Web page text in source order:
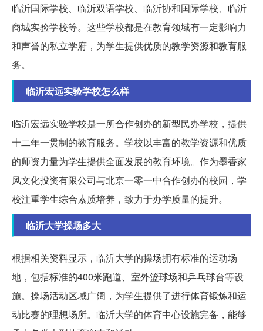
临沂国际学校、临沂双语学校、临沂协和国际学校、临沂
商城实验学校等。这些学校都是在教育领域有一定影响力
和声誉的私立学府，为学生提供优质的教学资源和教育服
务。
临沂宏远实验学校怎么样
临沂宏远实验学校是一所合作创办的新型民办学校，提供
十二年一贯制的教育服务。学校以丰富的教学资源和优质
的师资力量为学生提供全面发展的教育环境。作为墨香家
风文化投资有限公司与北京一零一中合作创办的校园，学
校注重学生综合素质培养，致力于办学质量的提升。
临沂大学操场多大
根据相关资料显示，临沂大学的操场拥有标准的运动场
地，包括标准的400米跑道、室外篮球场和乒乓球台等设
施。操场活动区域广阔，为学生提供了进行体育锻炼和运
动比赛的理想场所。临沂大学的体育中心设施完备，能够